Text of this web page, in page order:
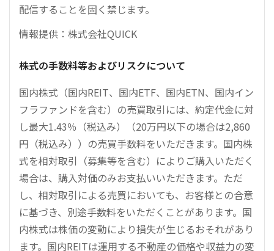
配信することを固く禁じます。
情報提供：株式会社QUICK
株式の手数料等およびリスクについて
国内株式（国内REIT、国内ETF、国内ETN、国内イン
フラファンドを含む）の売買取引には、約定代金に対
し最大1.43％（税込み）（20万円以下の場合は2,860
円（税込み））の売買手数料をいただきます。国内株
式を相対取引（募集等を含む）によりご購入いただく
場合は、購入対価のみお支払いいただきます。ただ
し、相対取引による売買においても、お客様との合意
に基づき、別途手数料をいただくことがあります。国
内株式は株価の変動により損失が生じるおそれがあり
ます。国内REITは運用する不動産の価格や収益力の変